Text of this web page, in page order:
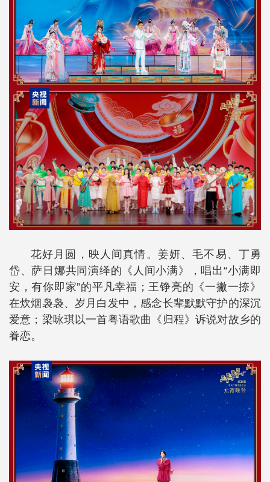
花好月圆，映人间真情。姜妍、毛不易、丁勇
岱、萨日娜共同演绎的《人间小满》，唱出“小满即
安，有你即家”的平凡幸福；王铮亮的《一撇一捺》
在炊烟袅袅、岁月白发中，感念长辈默默守护的深沉
爱意；梁咏琪以一首粤语歌曲《归程》诉说对故乡的
眷恋。